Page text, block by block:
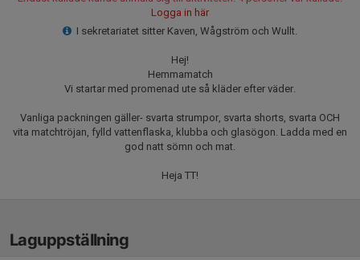
Logga in här
I sekretariatet sitter Kaven, Wågström och Wullt.
Hej!
Hemmamatch
Vi startar med promenad ute så kläder efter väder.
Vanliga packningen gäller- svarta strumpor, svarta shorts, svarta OCH
vita matchtröjan, fylld vattenflaska, klubba och glasögon. Ladda med en
god natt sömn och mat.
Heja TT!
Laguppställning